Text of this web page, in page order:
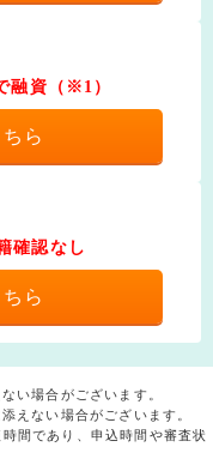
融資（※1）
ら
確認なし
ら
い場合がございます。
えない場合がございます。
間であり、申込時間や審査状